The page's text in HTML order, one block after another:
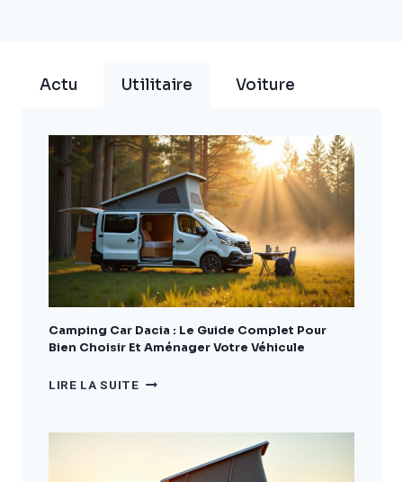
Actu Utilitaire Voiture
Camping Car Dacia : Le Guide Complet Pour
Bien Choisir Et Aménager Votre Véhicule
LIRE LA SUITECAMPING
:
GUIDE